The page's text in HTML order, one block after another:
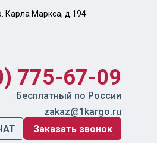
Карла Маркса, д.194
775-67-09
Бесплатный по России
zakaz@1kargo.ru
Заказать звонок